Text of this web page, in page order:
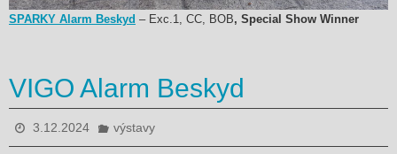
SPARKY Alarm Beskyd – Exc.1, CC, BOB, Special Show Winner
VIGO Alarm Beskyd
3.12.2024 výstavy